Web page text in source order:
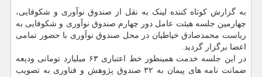
به گزارش کوتاه کننده لینک به نقل از صندوق نوآوری و شکوفایی،
چهارمین جلسه هیئت عامل دور چهارم صندوق نوآوری و شکوفایی به
ریاست محمدصادق خیاطیان در محل صندوق نوآوری با حضور تمامی
اعضا برگزار گردید.
در این جلسه خدمت همینطور خط اعتباری ۶۳ میلیارد تومانی ودیعه
ضمانت نامه های پیمان به ۳۲ صندوق پژوهش و فناوری به تصویب